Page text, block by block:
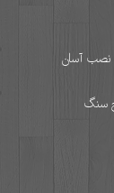
نصب آسان
سنگ